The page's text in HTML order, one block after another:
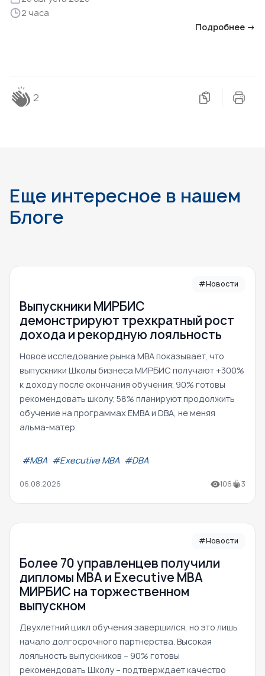
2 часа
Подробнее →
2
Еще интересное в нашем
Блоге
#Новости
Выпускники МИРБИС
демонстрируют трехкратный рост
дохода и рекордную лояльность
Новое исследование рынка MBA показывает, что
выпускники Школы бизнеса МИРБИС получают +300%
к доходу после окончания обучения; 90% готовы
рекомендовать школу; 58% планируют продолжить
обучение на программах EMBA и DBA, не меняя
альма-матер.
#МВА #Executive MBA #DBA
06.08.2026 106 3
#Новости
Более 70 управленцев получили
дипломы MBA и Executive MBA
МИРБИС на торжественном
выпускном
Двухлетний цикл обучения завершился, но это лишь
начало долгосрочного партнерства. Высокая
лояльность выпускников – 90% готовы
рекомендовать Школу – подтверждает качество